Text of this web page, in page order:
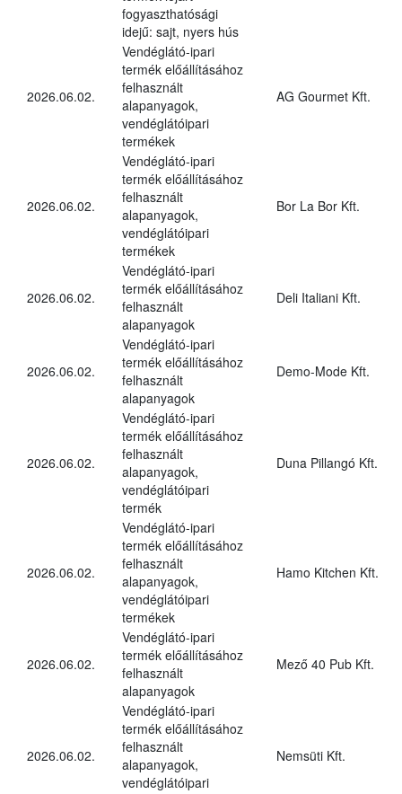
fogyaszthatósági
idejű: sajt, nyers hús
2026.06.02.
Vendéglátó-ipari
termék előállításához
felhasznált
alapanyagok,
vendéglátóipari
termékek
AG Gourmet Kft.
2026.06.02.
Vendéglátó-ipari
termék előállításához
felhasznált
alapanyagok,
vendéglátóipari
termékek
Bor La Bor Kft.
2026.06.02.
Vendéglátó-ipari
termék előállításához
felhasznált
alapanyagok
Deli Italiani Kft.
2026.06.02.
Vendéglátó-ipari
termék előállításához
felhasznált
alapanyagok
Demo-Mode Kft.
2026.06.02.
Vendéglátó-ipari
termék előállításához
felhasznált
alapanyagok,
vendéglátóipari
termék
Duna Pillangó Kft.
2026.06.02.
Vendéglátó-ipari
termék előállításához
felhasznált
alapanyagok,
vendéglátóipari
termékek
Hamo Kitchen Kft.
2026.06.02.
Vendéglátó-ipari
termék előállításához
felhasznált
alapanyagok
Mező 40 Pub Kft.
2026.06.02.
Vendéglátó-ipari
termék előállításához
felhasznált
alapanyagok,
vendéglátóipari
Nemsüti Kft.